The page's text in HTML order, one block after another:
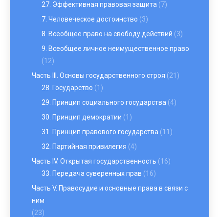
27. Эффективная правовая защита (7)
7. Человеческое достоинство (3)
8. Всеобщее право на свободу действий (3)
9. Всеобщее личное неимущественное право
(12)
Часть III. Основы государственного строя (21)
28. Государство (1)
29. Принцип социального государства (4)
30. Принцип демократии (1)
31. Принцип правового государства (11)
32. Партийная привилегия (4)
Часть IV. Открытая государственность (16)
33. Передача суверенных прав (16)
Часть V. Правосудие и основные права в связи с
ним
(23)